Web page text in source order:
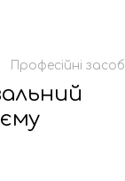
Професійні